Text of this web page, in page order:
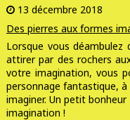
13 décembre 2018
Des pierres aux formes
Lorsque vous déambulez
attirer par des rochers
votre imagination, vous
personnage fantastique,
imaginer. Un petit
imagination !